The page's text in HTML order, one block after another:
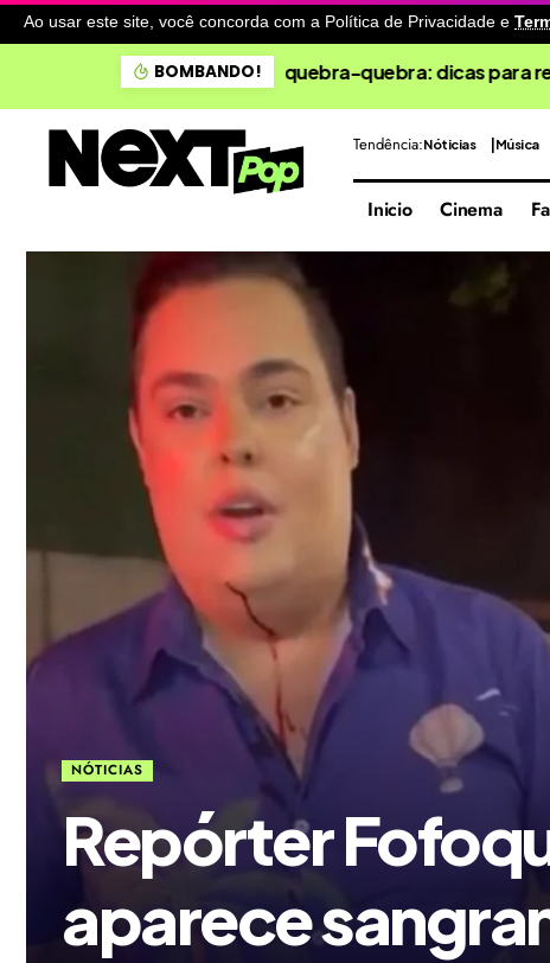
Ao usar este site, você concorda com a Política de Privacidade e
BOMBANDO! Noronha: Baía do Sancho
Tendência:Nóticias Música
Inicio Cinema
NÓTICIAS
Repórter
aparece